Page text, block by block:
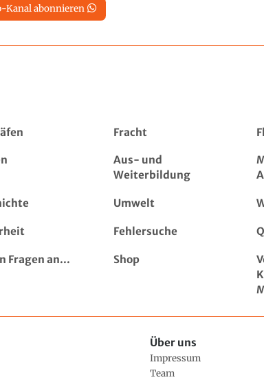
Kanal abonnieren
Fracht
Aus- und
Weiterbildung
Umwelt
Fehlersuche
Fragen an... Shop
Über uns
Impressum
Team